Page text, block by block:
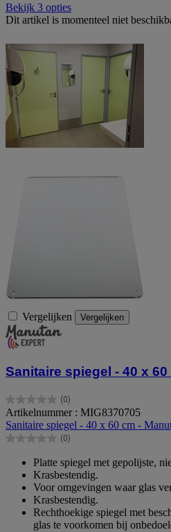
Bekijk 3 opties
Dit artikel is momenteel niet
Vergelijken Vergelijken
Sanitaire spiegel - 40 x
(0)
0.0
van
de
5
Artikelnummer : MIG8370705
Sanitaire spiegel - 40 x 60 cm -
(0)
0.0
sterren.
Platte spiegel met gepolijste,
Krasbestendig.
Voor omgevingen waar glas
Krasbestendig.
Rechthoekige spiegel met
glas te voorkomen bij